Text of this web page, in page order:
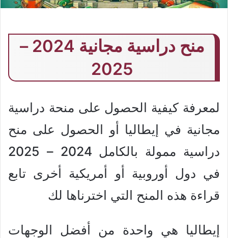
منح دراسية مجانية 2024 –
2025
لمعرفة كيفية الحصول على منحة دراسية
مجانية في إيطاليا أو الحصول على منح
دراسية ممولة بالكامل 2024 – 2025
في دول أوروبية أو أمريكية أخرى تابع
قراءة هذه المنح التي اخترناها لك
إيطاليا هي واحدة من أفضل الوجهات